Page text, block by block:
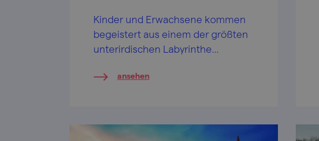
Kinder und Erwachsene kommen
begeistert aus einem der größten
unterirdischen Labyrinthe
ansehen